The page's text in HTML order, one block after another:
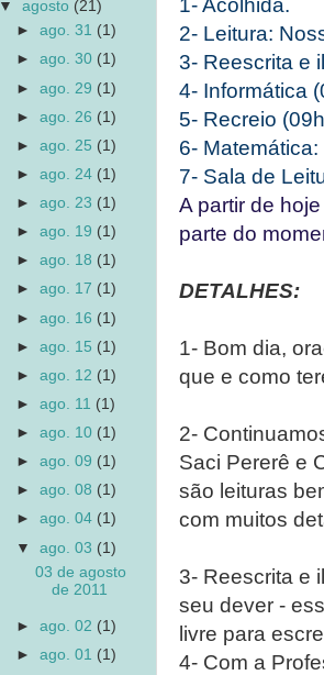
2- Leitura:
3- Reescrita e
4- Informática
5- Recreio
6-
7- Sala de
A partir de
parte do
DETALHES:
1- Bom dia,
que e como
2-
Saci Pererê e
são leituras
com muitos
3- Reescrita e
seu dever -
livre para
4- Com a
▼agosto (21)
►ago. 31 (1)
►ago. 30 (1)
►ago. 29 (1)
►ago. 26 (1)
►ago. 25 (1)
►ago. 24 (1)
►ago. 23 (1)
►ago. 19 (1)
►ago. 18 (1)
►ago. 17 (1)
►ago. 16 (1)
►ago. 15 (1)
►ago. 12 (1)
►ago. 11 (1)
►ago. 10 (1)
►ago. 09 (1)
►ago. 08 (1)
►ago. 04 (1)
▼ago. 03 (1)
03 de agosto
de 2011
►ago. 02 (1)
►ago. 01 (1)